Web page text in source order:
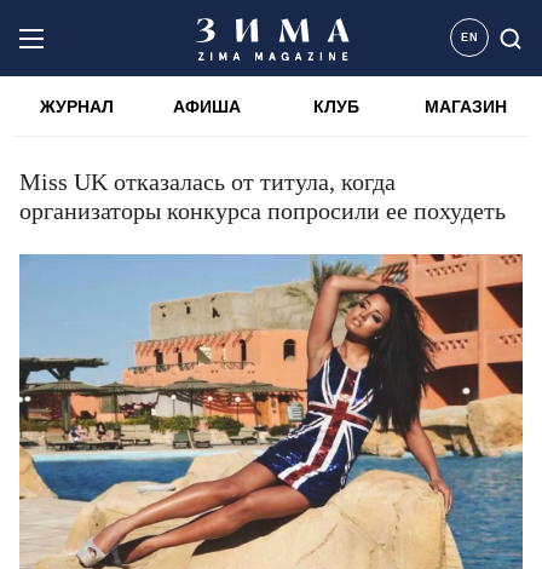
EN
ЖУРНАЛ АФИША КЛУБ МАГАЗИН
Miss UK отказалась от титула, когда
организаторы конкурса попросили ее похудеть